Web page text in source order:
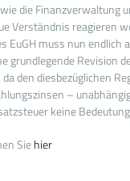
die Finanzverwaltung
Verständnis reagieren
EuGH muss nun endlich
grundlegende Revision
den diesbezüglichen
–
keine
Siehier